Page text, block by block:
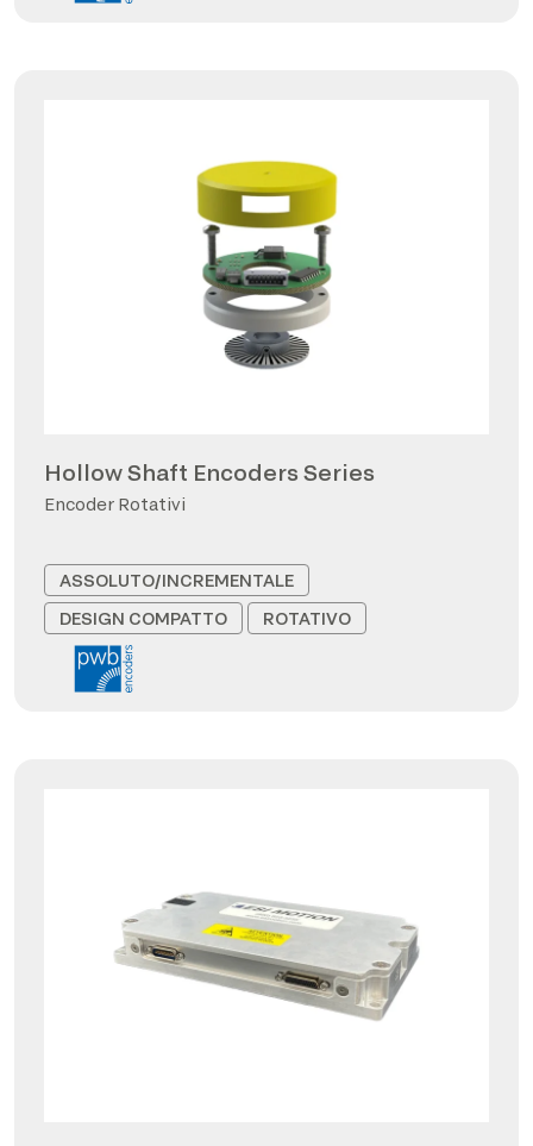
Hollow Shaft Encoders Series
Encoder Rotativi
ASSOLUTO/INCREMENTALE
DESIGN COMPATTO
ROTATIVO